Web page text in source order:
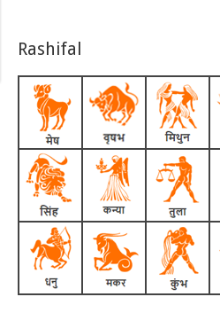
Rashifal